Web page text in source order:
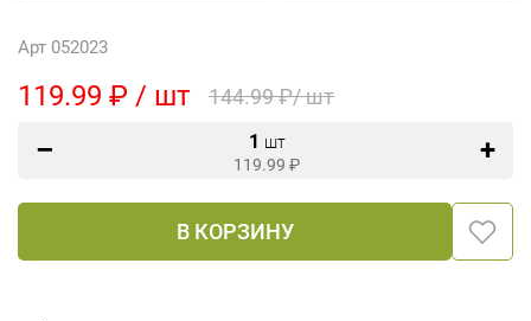
Арт 052023
119.99 ₽ / шт 144.99 ₽/ шт
1 шт
119.99 ₽
В КОРЗИНУ